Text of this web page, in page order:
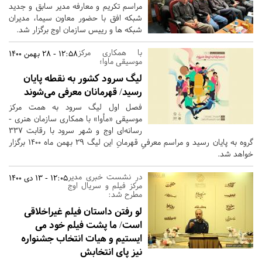
مراسم تکریم و معارفه مدیر سابق و جدید
شبکه افق با حضور معاون سیما، مدیران
شبکه ها و رییس سازمان اوج برگزار شد.
12:58 - 28 بهمن 1400با همکاری مرکز
موسیقی ماوا؛
لیگ سرود کشور به نقطه پایان
رسید/ قهرمانان معرفی می‌شوند
فصل اول لیگ سرود به همت مرکز
موسیقی «مأوا» با همکاری سازمان هنری -
رسانه‌ای اوج و شهر سرود با رقابت ۳۳۷
گروه به پایان رسید و مراسم معرفیِ قهرمانِ این لیگ ۲۹ بهمن ماه ۱۴۰۰ برگزار
خواهد شد.
12:05 - 13 دی 1400در نشست خبری مدیر
مرکز فیلم و سریال اوج
مطرح شد:
لو رفتن داستان فیلم غیراخلاقی
است/ ما پشت فیلم خود می
ایستیم و هیات انتخاب جشنواره
نیز پای انتخابش